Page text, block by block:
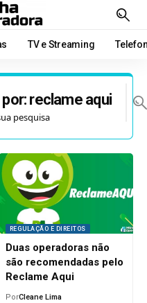
TV e Streaming
reclame aqui
pesquisa
REGULAÇÃO E DIREITOS
Duas operadoras não
são recomendadas pelo
Reclame Aqui
PorCleane Lima